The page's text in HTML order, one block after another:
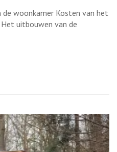
voor
het
uitbouwen
van
woonkamer Kosten van het
uitbouwen van de